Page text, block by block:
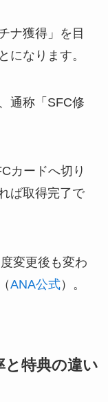
ナ獲得」を目
になります。
通称「SFC修
カードへ切り
ば取得完了で
変更後も変わ
ANA公式）。
と特典の違い